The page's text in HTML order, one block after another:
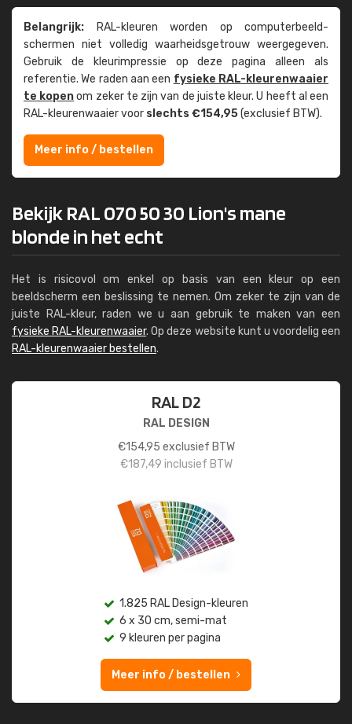
Belangrijk: RAL-kleuren worden op computer­beeld­
schermen niet volledig waarheids­­getrouw weer­gegeven.
Gebruik de kleur­impressie op deze pagina alleen als
referentie. We raden aan een fysieke RAL-kleuren­waaier
te kopenom zeker te zijn van de juiste kleur. U heeft al een
RAL-kleuren­waaier voor slechts €154,95(exclusief BTW).
Meer info / bestellen
Bekijk RAL 070 50 30 Lion's mane
blonde in het echt
Het is risicovol om enkel op basis van een kleur op een
beeldscherm een beslissing te nemen. Om zeker te zijn van de
juiste RAL-kleur, raden we u aan gebruik te maken van een
fysieke RAL-kleurenwaaier. Op deze website kunt u voordelig een
RAL-kleurenwaaier bestellen.
RAL D2
RAL DESIGN
€154,95 exclusief BTW
€187,49 inclusief BTW
1.825 RAL Design-kleuren
6 x 30 cm, semi-mat
9 kleuren per pagina
Meer info / bestellen